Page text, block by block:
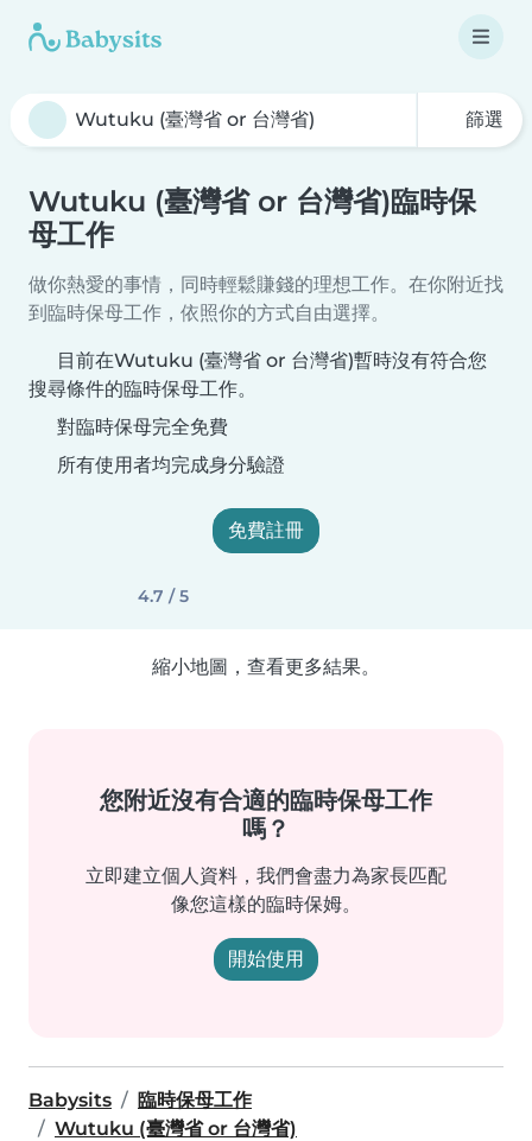
篩選
Wutuku (臺灣省 or 台灣省)臨時保
母工作
做你熱愛的事情，同時輕鬆賺錢的理想工作。在你附近找
到臨時保母工作，依照你的方式自由選擇。
目前在Wutuku (臺灣省 or 台灣省)暫時沒有符合您
搜尋條件的臨時保母工作。
對臨時保母完全免費
所有使用者均完成身分驗證
免費註冊
4.7 / 5
縮小地圖，查看更多結果。
您附近沒有合適的臨時保母工作
嗎？
立即建立個人資料，我們會盡力為家長匹配
像您這樣的臨時保姆。
開始使用
Babysits
臨時保母工作
Wutuku (臺灣省 or 台灣省)